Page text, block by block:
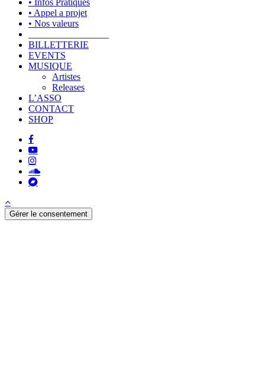
• Appel a projet
• Nos valeurs
BILLETTERIE
EVENTS
MUSIQUE
Artistes
Releases
L’ASSO
CONTACT
SHOP
facebook
youtube
instagram
soundcloud
bandcamp
Gérer le consentement